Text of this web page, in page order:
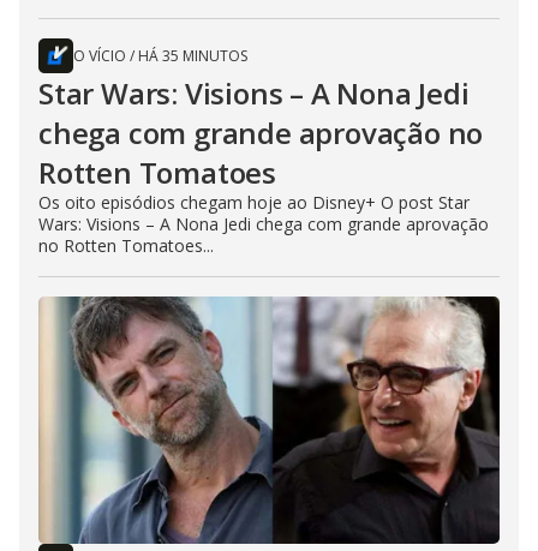
O VÍCIO / HÁ 35 MINUTOS
Star Wars: Visions – A Nona Jedi
chega com grande aprovação no
Rotten Tomatoes
Os oito episódios chegam hoje ao Disney+ O post Star
Wars: Visions – A Nona Jedi chega com grande aprovação
no Rotten Tomatoes...